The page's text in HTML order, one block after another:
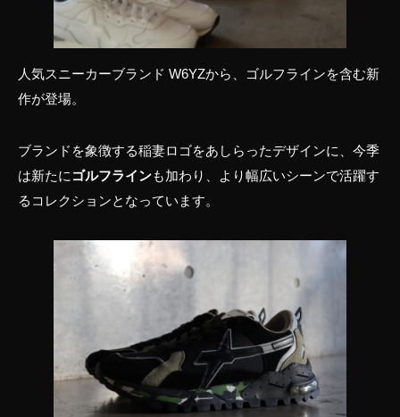
人気スニーカーブランド W6YZから、ゴルフラインを含む新
作が登場。
ブランドを象徴する稲妻ロゴをあしらったデザインに、今季
は新たに ゴルフラインも加わり、より幅広いシーンで活躍す
るコレクションとなっています。